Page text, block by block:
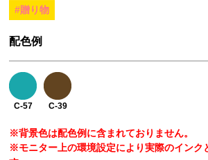
#贈り物
配色例
C-57 C-39
※背景色は配色例に含まれておりません。
※モニター上の環境設定により実際のインク